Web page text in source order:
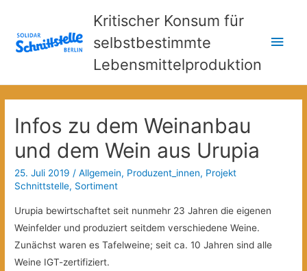
Kritischer Konsum für
selbstbestimmte
Lebensmittelproduktion
Infos zu dem Weinanbau
und dem Wein aus Urupia
25. Juli 2019 /Allgemein, Produzent_innen, Projekt
Schnittstelle, Sortiment
Urupia bewirtschaftet seit nunmehr 23 Jahren die eigenen
Weinfelder und produziert seitdem verschiedene Weine.
Zunächst waren es Tafelweine; seit ca. 10 Jahren sind alle
Weine IGT-zertifiziert.